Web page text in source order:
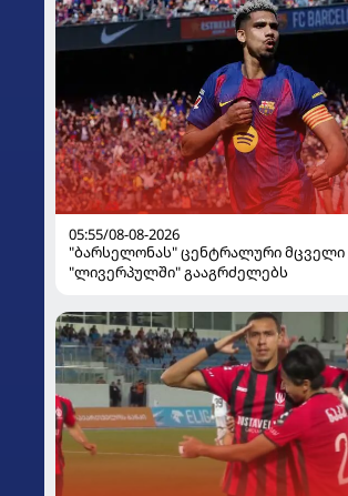
05:55/08-08-2026
"ბარსელონას" ცენტრალური მცველი
"ლივერპულში" გააგრძელებს